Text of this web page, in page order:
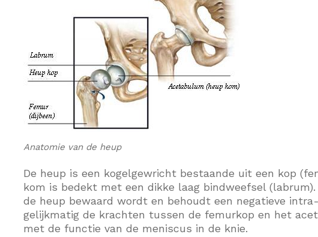
Anatomie van de heup
De heup is een kogelgewricht bestaande uit een kop
kom is bedekt met een dikke laag bindweefsel
de heup bewaard wordt en behoudt een negatieve
gelijkmatig de krachten tussen de femurkop en het
met de functie van de meniscus in de knie.